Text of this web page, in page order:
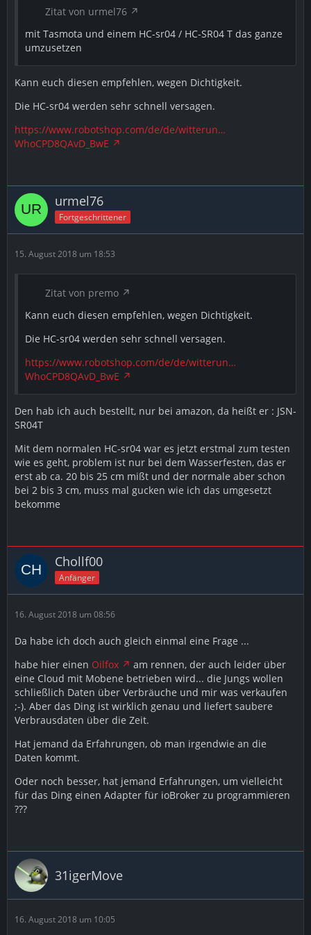
Zitat von urmel76
mit Tasmota und einem HC-sr04 / HC-SR04 T das ganze
umzusetzen
Kann euch diesen empfehlen, wegen Dichtigkeit.
Die HC-sr04 werden sehr schnell versagen.
https://www.robotshop.com/de/de/witterun…
WhoCPD8QAvD_BwE
urmel76
Fortgeschrittener
15. August 2018 um 18:53
Zitat von premo
Kann euch diesen empfehlen, wegen Dichtigkeit.
Die HC-sr04 werden sehr schnell versagen.
https://www.robotshop.com/de/de/witterun…
WhoCPD8QAvD_BwE
Den hab ich auch bestellt, nur bei amazon, da heißt er : JSN-
SR04T
Mit dem normalen HC-sr04 war es jetzt erstmal zum testen
wie es geht, problem ist nur bei dem Wasserfesten, das er
erst ab ca. 20 bis 25 cm mißt und der normale aber schon
bei 2 bis 3 cm, muss mal gucken wie ich das umgesetzt
bekomme
Chollf00
Anfänger
16. August 2018 um 08:56
Da habe ich doch auch gleich einmal eine Frage ...
habe hier einen Oilfox
am rennen, der auch leider über
eine Cloud mit Mobene betrieben wird... die Jungs wollen
schließlich Daten über Verbräuche und mir was verkaufen
;-). Aber das Ding ist wirklich genau und liefert saubere
Verbrausdaten über die Zeit.
Hat jemand da Erfahrungen, ob man irgendwie an die
Daten kommt.
Oder noch besser, hat jemand Erfahrungen, um vielleicht
für das Ding einen Adapter für ioBroker zu programmieren
???
31igerMove
16. August 2018 um 10:05